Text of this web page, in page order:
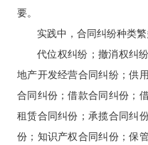
要。
实践中，合同纠纷种类
代位权纠纷；撤消权纠
地产开发经营合同纠纷；供
合同纠份；借款合同纠份；
租赁合同纠份；承揽合同纠
份；知识产权合同纠份；保